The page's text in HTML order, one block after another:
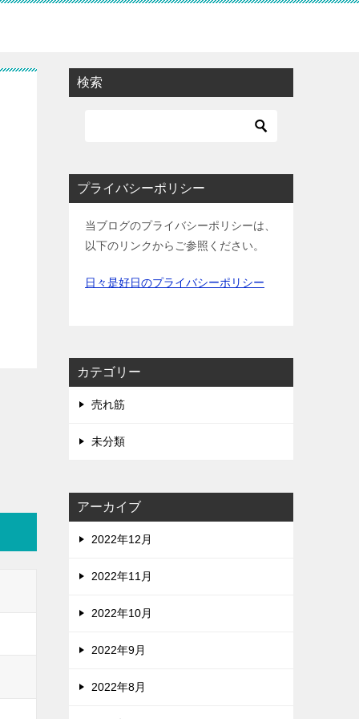
検索
プライバシーポリシー
当ブログのプライバシーポリシーは、
以下のリンクからご参照ください。
日々是好日のプライバシーポリシー
カテゴリー
売れ筋
未分類
アーカイブ
2022年12月
2022年11月
2022年10月
2022年9月
2022年8月